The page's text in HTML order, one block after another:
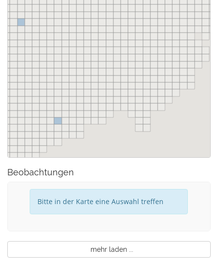
Beobachtungen
Bitte in der Karte eine Auswahl treffen
mehr laden ...